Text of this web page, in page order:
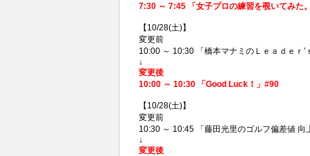
7:30 ～ 7:45 「女子プロの練習を覗いてみた
【10/28(土)】
変更前
10:00 ～ 10:30 「橋本マナミのＬｅａｄｅｒ’
↓
変更後
10:00 ～ 10:30 「Good Luck！」#90
【10/28(土)】
変更前
10:30 ～ 10:45 「藤田光里のゴルフ偏差値
↓
変更後